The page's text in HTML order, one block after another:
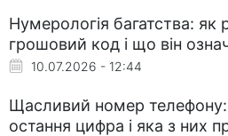
Нумерологія багатства: як
грошовий код і що він
10.07.2026 - 12:44
Щасливий номер
остання цифра і яка з них